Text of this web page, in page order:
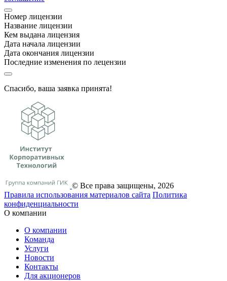
Номер лицензии
Название лицензии
Кем выдана лицензия
Дата начала лицензии
Дата окончания лицензии
Последние изменения по лецензии
Спасибо, ваша заявка принята!
© Все права защищены, 2026
Правила использования материалов сайта Политика
конфиденциальности
О компании
О компании
Команда
Услуги
Новости
Контакты
Для акционеров